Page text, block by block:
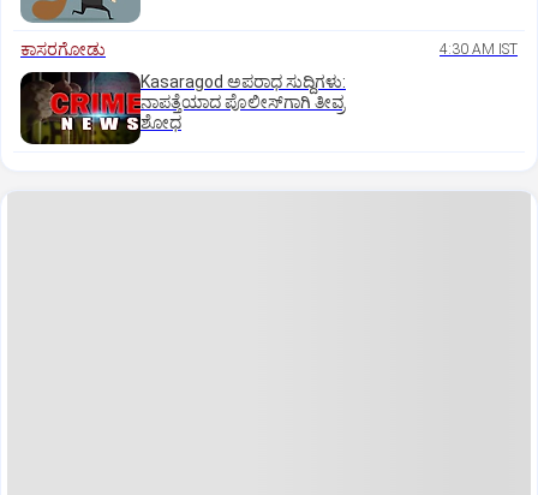
ಕಾಸರಗೋಡು 4:30 AM IST
Kasaragod ಅಪರಾಧ ಸುದ್ದಿಗಳು:
ನಾಪತ್ತೆಯಾದ ಪೊಲೀಸ್‌ಗಾಗಿ ತೀವ್ರ
ಶೋಧ